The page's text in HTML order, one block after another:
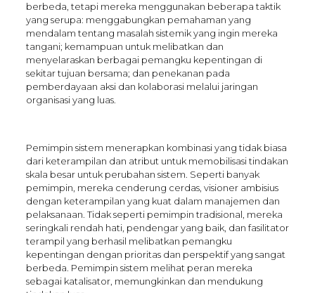
berbeda, tetapi mereka menggunakan beberapa taktik
yang serupa: menggabungkan pemahaman yang
mendalam tentang masalah sistemik yang ingin mereka
tangani; kemampuan untuk melibatkan dan
menyelaraskan berbagai pemangku kepentingan di
sekitar tujuan bersama; dan penekanan pada
pemberdayaan aksi dan kolaborasi melalui jaringan
organisasi yang luas.
Pemimpin sistem menerapkan kombinasi yang tidak biasa
dari keterampilan dan atribut untuk memobilisasi tindakan
skala besar untuk perubahan sistem. Seperti banyak
pemimpin, mereka cenderung cerdas, visioner ambisius
dengan keterampilan yang kuat dalam manajemen dan
pelaksanaan. Tidak seperti pemimpin tradisional, mereka
seringkali rendah hati, pendengar yang baik, dan fasilitator
terampil yang berhasil melibatkan pemangku
kepentingan dengan prioritas dan perspektif yang sangat
berbeda. Pemimpin sistem melihat peran mereka
sebagai katalisator, memungkinkan dan mendukung